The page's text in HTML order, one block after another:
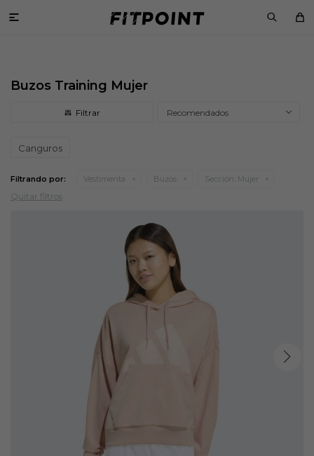

Buzos Training Mujer
Recomendados
Canguros
Filtrando por: Vestimenta Buzos Sección: Mujer
Quitar filtros